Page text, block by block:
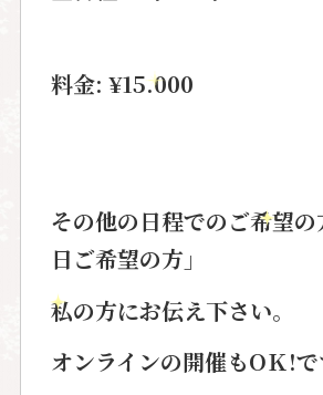
料金: ¥15.000
その他の日程でのご希望
日ご希望の方」
私の方にお伝え下さい。
オンラインの開催もOＫ!で